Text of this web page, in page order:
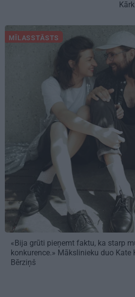
MĪLASSTĀSTS
«Bija grūti pieņemt faktu, ka starp
konkurence.» Mākslinieku duo Kate
Bērziņš